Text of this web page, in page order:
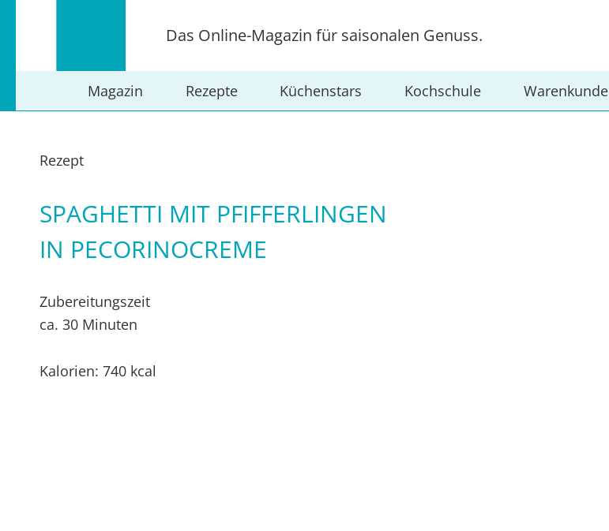
Das Online-Magazin für saisonalen Genuss.
Magazin Rezepte Küchenstars Kochschule Warenkunde
Rezept
SPAGHETTI MIT PFIFFERLINGEN
IN PECORINOCREME
Zubereitungszeit
ca. 30 Minuten
Kalorien: 740 kcal